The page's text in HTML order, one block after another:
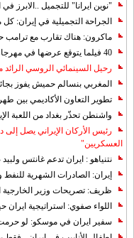
"نوين ايرانا" للتجميل ..الابرز
الجراحة التجميلية في إيران:
ماكرون: هناك تقارب مع ترامب
40 فيلما يتوقع عرضها في مهرجان كان 2019
رحيل السينمائي الروسي
المغربي بنسالم حميش يفوز
تطوير التعاون الأكاديمي بين
واشنطن تحذّر بغداد من اللعبة
رئيس الأركان الإيراني يصل
العسكريين"
نتنياهو : ايران تدعم غانتس
إيران: الصادرات الشهریة للنفط والمكثفات
ظريف: تصريحات وزير الخارجية
اللواء صفوي: استراتيجية ايران
سفير ايران في موسكو: لو حرمت